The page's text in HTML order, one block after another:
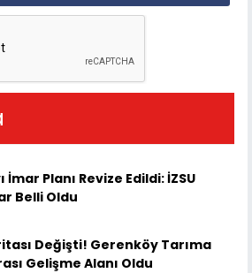
İmar Planı Revize Edildi: İZSU
Belli Oldu
Değişti! Gerenköy Tarıma
Gelişme Alanı Oldu